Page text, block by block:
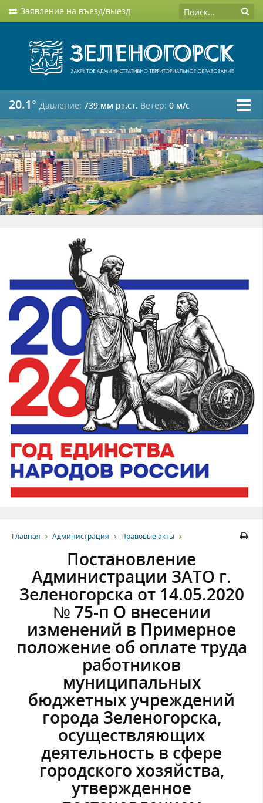
Заявление на въезд/выезд
20.1° Давление: 739 мм рт.ст. Ветер: 0 м/c
Главная Администрация Правовые акты
Постановление
Администрации ЗАТО г.
Зеленогорска от 14.05.2020
№ 75-п О внесении
изменений в Примерное
положение об оплате труда
работников
муниципальных
бюджетных учреждений
города Зеленогорска,
осуществляющих
деятельность в сфере
городского хозяйства,
утвержденное